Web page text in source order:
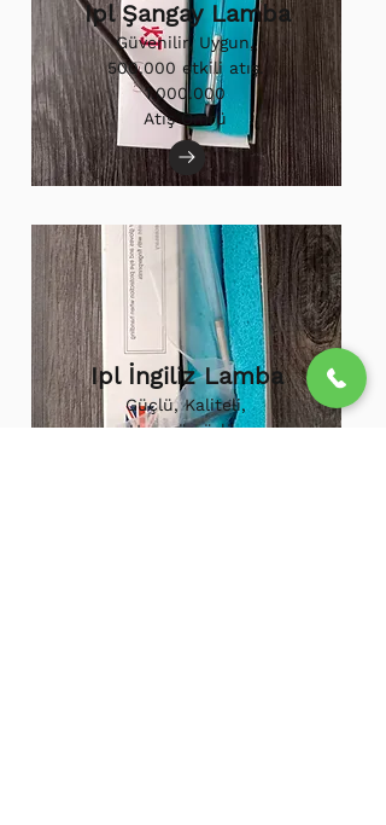
Ipl Şangay Lamba
Güvenilir, Uygun,
500.000 etkili atış.
1.000.000
Atış Ömrü
Ipl İngiliz Lamba
Güçlü, Kaliteli,
Uzun ömürlü,